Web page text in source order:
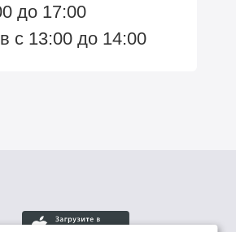
до 17:00
с 13:00 до 14:00